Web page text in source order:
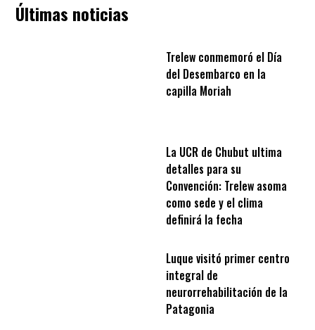
Últimas noticias
Trelew conmemoró el Día
del Desembarco en la
capilla Moriah
La UCR de Chubut ultima
detalles para su
Convención: Trelew asoma
como sede y el clima
definirá la fecha
Luque visitó primer centro
integral de
neurorrehabilitación de la
Patagonia